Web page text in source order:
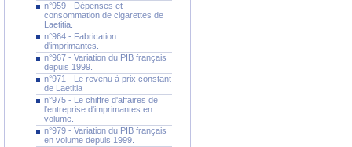
n°959 - Dépenses et
consommation de cigarettes de
Laetitia.
n°964 - Fabrication
d'imprimantes.
n°967 - Variation du PIB français
depuis 1999.
n°971 - Le revenu à prix constant
de Laetitia
n°975 - Le chiffre d'affaires de
l'entreprise d'imprimantes en
volume.
n°979 - Variation du PIB français
en volume depuis 1999.